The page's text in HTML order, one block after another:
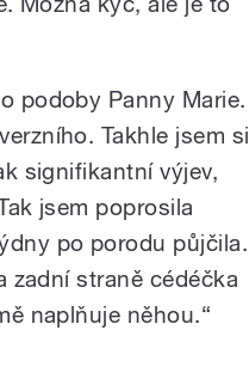
podoby Panny Marie.
Takhle jsem si
signifikantní výjev,
jsem poprosila
po porodu půjčila.
zadní straně cédéčka
naplňuje něhou.“